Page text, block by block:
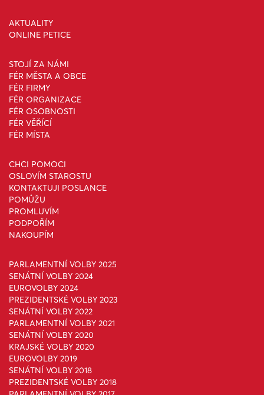
AKTUALITY
ONLINE PETICE
STOJÍ ZA NÁMI
FÉR MĚSTA A OBCE
FÉR FIRMY
FÉR ORGANIZACE
FÉR OSOBNOSTI
FÉR VĚŘÍCÍ
FÉR MÍSTA
CHCI POMOCI
OSLOVÍM STAROSTU
KONTAKTUJI POSLANCE
POMŮŽU
PROMLUVÍM
PODPOŘÍM
NAKOUPÍM
PARLAMENTNÍ VOLBY 2025
SENÁTNÍ VOLBY 2024
EUROVOLBY 2024
PREZIDENTSKÉ VOLBY 2023
SENÁTNÍ VOLBY 2022
PARLAMENTNÍ VOLBY 2021
SENÁTNÍ VOLBY 2020
KRAJSKÉ VOLBY 2020
EUROVOLBY 2019
SENÁTNÍ VOLBY 2018
PREZIDENTSKÉ VOLBY 2018